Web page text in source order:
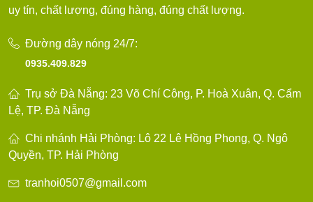
uy tín, chất lượng, đúng hàng, đúng chất lượng.
Đường dây nóng 24/7:
0935.409.829
Trụ sở Đà Nẵng: 23 Võ Chí Công, P. Hoà Xuân, Q. Cẩm
Lệ, TP. Đà Nẵng
Chi nhánh Hải Phòng: Lô 22 Lê Hồng Phong, Q. Ngô
Quyền, TP. Hải Phòng
tranhoi0507@gmail.com